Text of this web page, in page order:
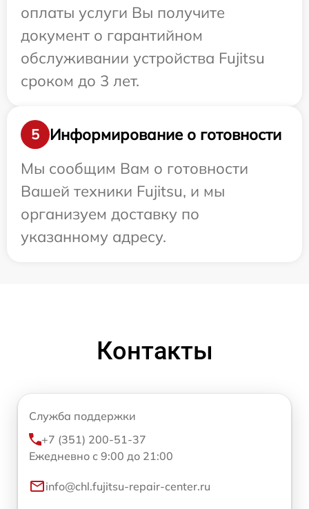
оплаты услуги Вы получите
документ о гарантийном
обслуживании устройства Fujitsu
сроком до 3 лет.
5
Информирование о готовности
Мы сообщим Вам о готовности
Вашей техники Fujitsu, и мы
организуем доставку по
указанному адресу.
Контакты
Служба поддержки
+7 (351) 200-51-37
Ежедневно с 9:00 до 21:00
info@chl.fujitsu-repair-center.ru